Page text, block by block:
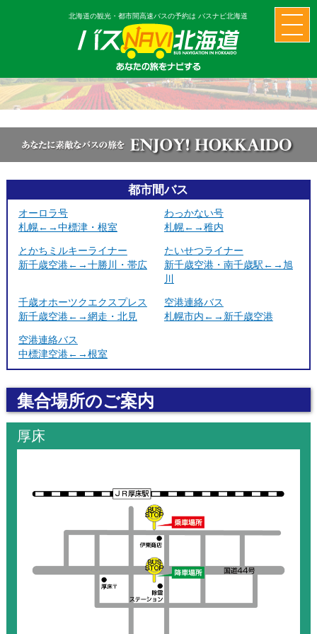
北海道の観光・都市間高速バスの予約は バスナビ北海道
集合場所のご案内
厚床
都市間バス
オーロラ号
札幌←→中標津・根室
わっかない号
札幌←→稚内
とかちミルキーライナー
新千歳空港←→十勝川・帯広
たいせつライナー
新千歳空港・南千歳駅←→旭
川
千歳オホーツクエクスプレス
新千歳空港←→網走・北見
空港連絡バス
札幌市内←→新千歳空港
空港連絡バス
中標津空港←→根室